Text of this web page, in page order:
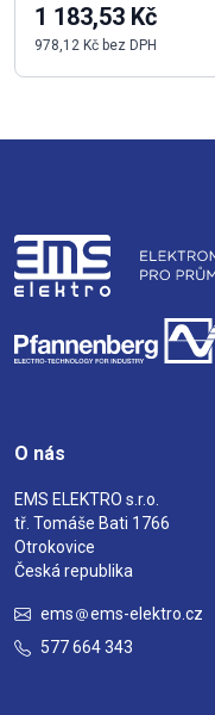
1 183,53 Kč
978,12 Kč bez DPH
O nás
EMS ELEKTRO s.r.o.
tř. Tomáše Bati 1766
Otrokovice
Česká republika
ems
ems-elektro.cz
577 664 343